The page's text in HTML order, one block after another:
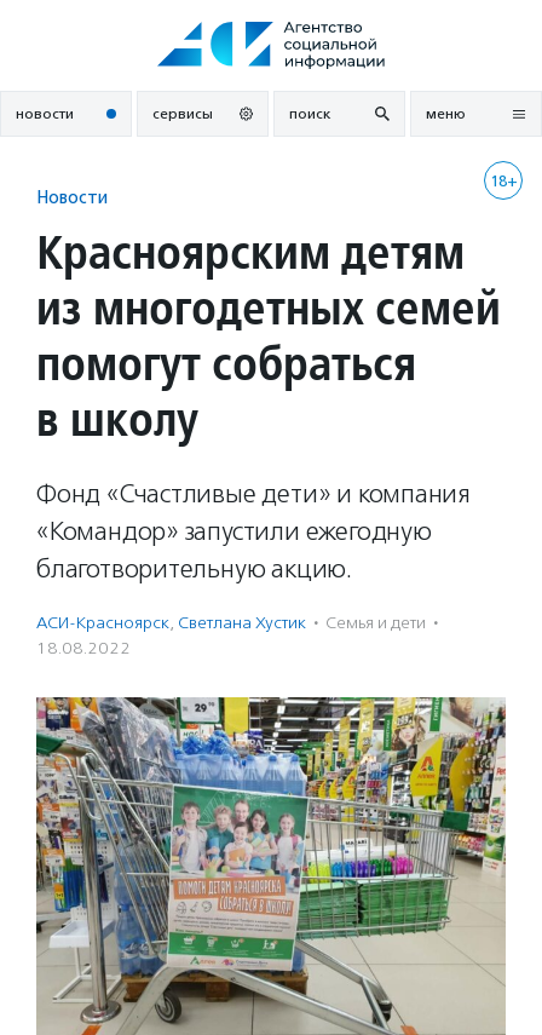
новости сервисы поиск меню
18+
Новости
Красноярским детям
из многодетных семей
помогут собраться
в школу
Фонд «Счастливые дети» и компания
«Командор» запустили ежегодную
благотворительную акцию.
АСИ-Красноярск, Светлана Хустик · Семья и дети ·
18.08.2022